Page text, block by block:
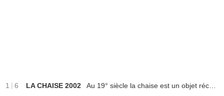
1 | 6 LA CHAISE 2002 Au 19° siècle la chaise est un objet récurrent dans les mises en scènes photographiques. Elles permettaient au modèle de rester bien en place pendant les longs temps de poses. Ici le modèle a disparu transformé en autant de traces légères, plumes de plâtres dessinées au mur. Tirage jet d'encre contrecollé sur dibond, 20x30 cm